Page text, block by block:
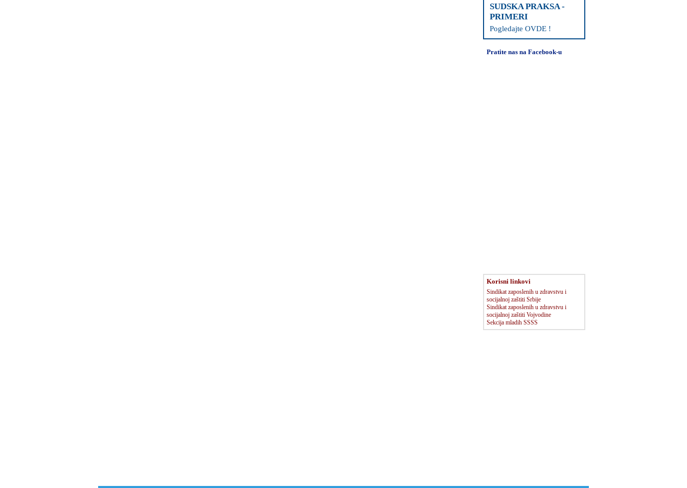
SUDSKA PRAKSA -
PRIMERI
Pogledajte OVDE !
Pratite nas na Facebook-u
Korisni linkovi
Sindikat zaposlenih u zdravstvu i
socijalnoj zaštiti Srbije
Sindikat zaposlenih u zdravstvu i
socijalnoj zaštiti Vojvodine
Sekcija mladih SSSS